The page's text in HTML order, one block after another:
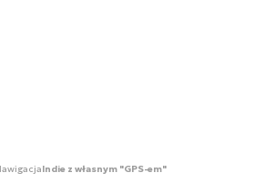
Indie z własnym "GPS-em"